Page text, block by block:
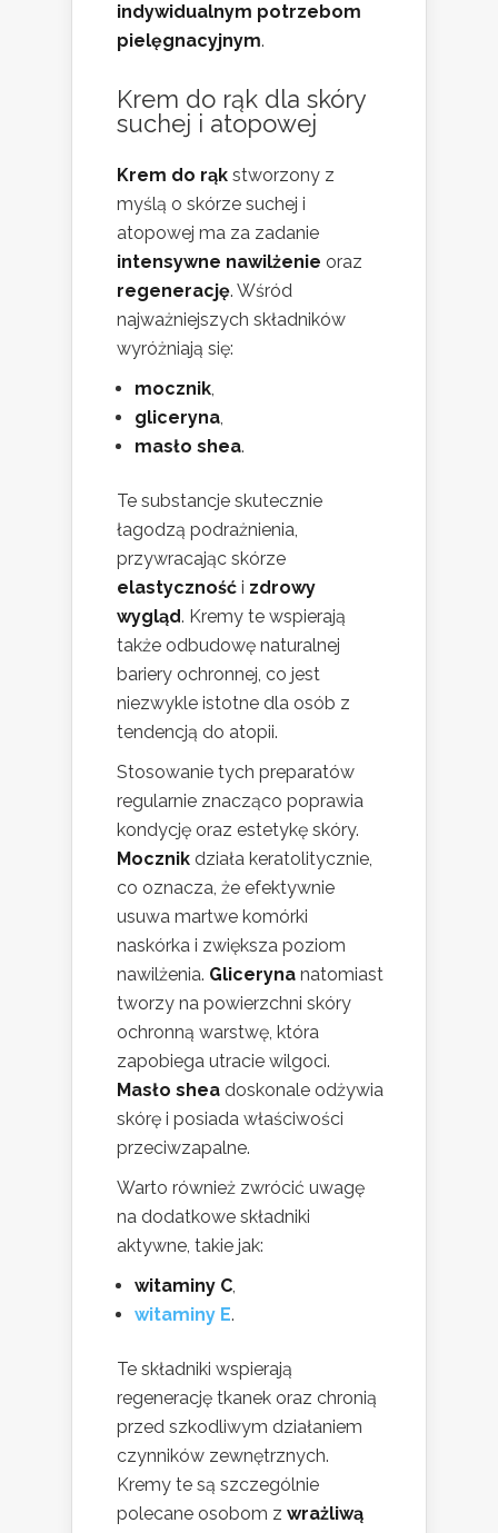
indywidualnym potrzebom
pielęgnacyjnym.
Krem do rąk dla skóry
suchej i atopowej
Krem do rąk stworzony z
myślą o skórze suchej i
atopowej ma za zadanie
intensywne nawilżenie oraz
regenerację. Wśród
najważniejszych składników
wyróżniają się:
mocznik,
gliceryna,
masło shea.
Te substancje skutecznie
łagodzą podrażnienia,
przywracając skórze
elastyczność i zdrowy
wygląd. Kremy te wspierają
także odbudowę naturalnej
bariery ochronnej, co jest
niezwykle istotne dla osób z
tendencją do atopii.
Stosowanie tych preparatów
regularnie znacząco poprawia
kondycję oraz estetykę skóry.
Mocznik działa keratolitycznie,
co oznacza, że efektywnie
usuwa martwe komórki
naskórka i zwiększa poziom
nawilżenia. Gliceryna natomiast
tworzy na powierzchni skóry
ochronną warstwę, która
zapobiega utracie wilgoci.
Masło shea doskonale odżywia
skórę i posiada właściwości
przeciwzapalne.
Warto również zwrócić uwagę
na dodatkowe składniki
aktywne, takie jak:
witaminy C,
witaminy E.
Te składniki wspierają
regenerację tkanek oraz chronią
przed szkodliwym działaniem
czynników zewnętrznych.
Kremy te są szczególnie
polecane osobom z wrażliwą